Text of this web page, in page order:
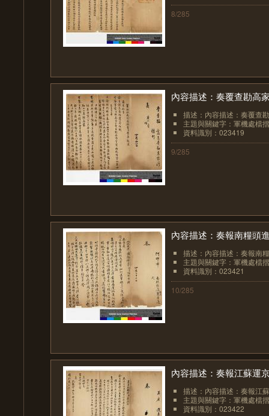
8/285
內容描述：奏覆查勘高
描述：內容描述：奏覆查
主題與關鍵字：軍機處檔
資料識別：023419
9/285
內容描述：奏報南糧頭
描述：內容描述：奏報南
主題與關鍵字：軍機處檔
資料識別：023421
10/285
內容描述：奏報江蘇運
描述：內容描述：奏報江
主題與關鍵字：軍機處檔
資料識別：023422